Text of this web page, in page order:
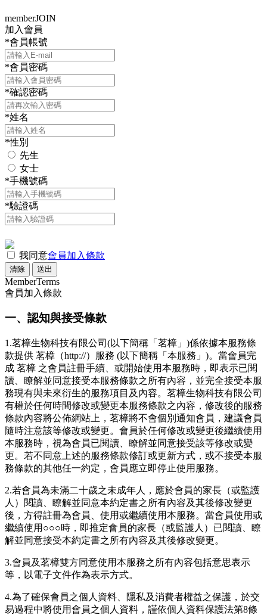
memberJOIN
加入會員
*會員帳號
*會員密碼
*確認密碼
*姓名
*性別
先生
女士
*手機號碼
*驗證碼
我同意會員加入條款
清除 送出
MemberTerms
會員加入條款
一、認知與接受條款
1.茗樟生物科技有限公司(以下簡稱「茗樟」)係依據本服務條
款提供 茗樟（http://）服務 (以下簡稱「本服務」)。當會員完
成 茗樟 之會員註冊手續、或開始使用本服務時，即表示已閱
讀、瞭解並同意接受本服務條款之所有內容，並完全接受本服
務現有與未來衍生的服務項目及內容。茗樟生物科技有限公司
有權於任何時間修改或變更本服務條款之內容，修改後的服務
條款內容將公佈網站上，茗樟將不會個別通知會員，建議會員
隨時注意該等修改或變更。會員於任何修改或變更後繼續使用
本服務時，視為會員已閱讀、瞭解並同意接受該等修改或變
更。若不同意上述的服務條款修訂或更新方式，或不接受本服
務條款的其他任一約定，會員應立即停止使用服務。
2.若會員為未滿二十歲之未成年人，應於會員的家長（或監護
人）閱讀、瞭解並同意本約定書之所有內容及其後修改變更
後，方得註冊為會員、使用或繼續使用本服務。當會員使用或
繼續使用○○○時，即推定會員的家長（或監護人）已閱讀、瞭
解並同意接受本約定書之所有內容及其後修改變更。
3.會員及茗樟雙方同意使用本服務之所有內容包括意思表示
等，以電子文件作為表示方式。
4.為了確保會員之個人資料、隱私及消費者權益之保護，於交
易過程中將使用會員之個人資料，謹依個人資料保護法第8條